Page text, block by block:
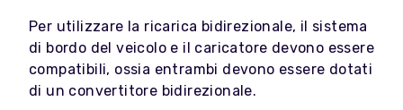
Per utilizzare la ricarica bidirezionale, il sistema
di bordo del veicolo e il caricatore devono essere
compatibili, ossia entrambi devono essere dotati
di un convertitore bidirezionale.